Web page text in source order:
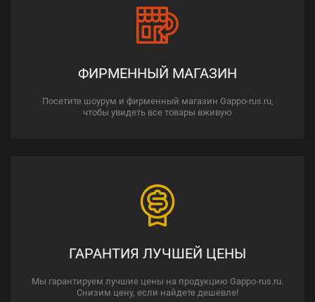
ФИРМЕННЫЙ МАГАЗИН
Посетите шоурум и фирменный магазин Gappo-rus.ru,
чтобы увидеть все товары вживую
ГАРАНТИЯ ЛУЧШЕЙ ЦЕНЫ
Мы гарантируем лучшие цены на продукцию Gappo-rus.ru.
Снизим цену, если найдете дешевле!